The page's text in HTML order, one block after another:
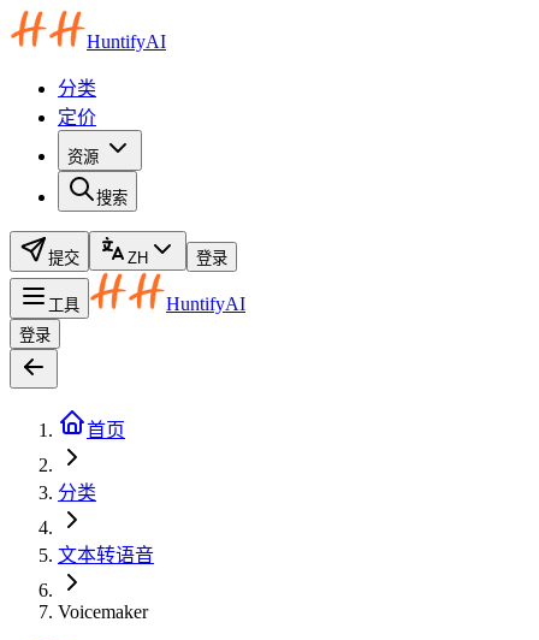
HuntifyAI
分类
定价
资源
搜索
提交 ZH 登录
工具 HuntifyAI
登录
首页
分类
文本转语音
Voicemaker